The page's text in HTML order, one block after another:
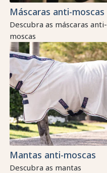
Máscaras anti-moscas
Descubra as máscaras anti-
moscas
Mantas anti-moscas
Descubra as mantas